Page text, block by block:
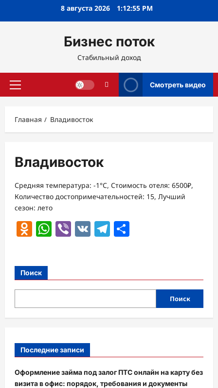
8 августа 2026 1:12:56 PM
Бизнес поток
Стабильный доход
Основное
Смотреть видео
Главная Владивосток
Владивосток
Средняя температура: -1°C, Стоимость отеля: 6500₽,
Количество достопримечательностей: 15, Лучший
сезон: лето
Odnoklassniki
WhatsApp
Viber
VK Telegram
Поиск
Поиск
Последние записи
Оформление займа под залог ПТС онлайн на карту без
визита в офис: порядок, требования и документы